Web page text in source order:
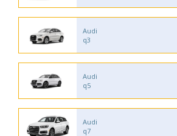
Audi
q3
Audi
q5
Audi
q7